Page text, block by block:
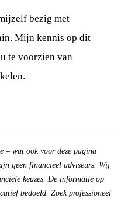
bezig met
Mijn kennis op dit
te voorzien van
wat ook voor deze pagina
geen financieel adviseurs. Wij
keuzes. De informatie op
bedoeld. Zoek professioneel